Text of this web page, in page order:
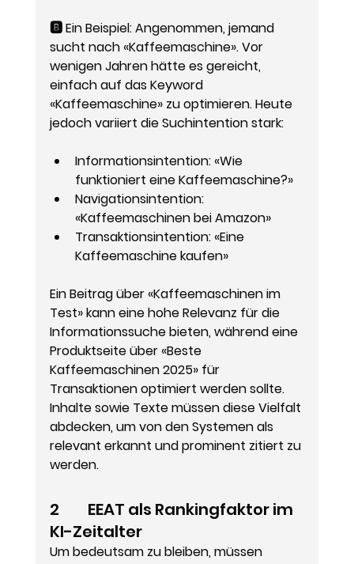
🅱️ Ein Beispiel: Angenommen, jemand
sucht nach «Kaffeemaschine». Vor
wenigen Jahren hätte es gereicht,
einfach auf das Keyword
«Kaffeemaschine» zu optimieren. Heute
jedoch variiert die Suchintention stark:
Informationsintention: «Wie
funktioniert eine Kaffeemaschine?»
Navigationsintention:
«Kaffeemaschinen bei Amazon»
Transaktionsintention: «Eine
Kaffeemaschine kaufen»
Ein Beitrag über «Kaffeemaschinen im
Test» kann eine hohe Relevanz für die
Informationssuche bieten, während eine
Produktseite über «Beste
Kaffeemaschinen 2025» für
Transaktionen optimiert werden sollte.
Inhalte sowie Texte müssen diese Vielfalt
abdecken, um von den Systemen als
relevant erkannt und prominent zitiert zu
werden.
2         EEAT als Rankingfaktor im
KI-Zeitalter
Um bedeutsam zu bleiben, müssen